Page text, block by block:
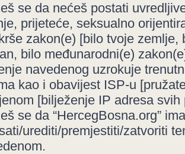
se da nećeš postati
prijeteće, seksualno
zakon(e) [bilo tvoje zemlje,
bilo međunarodni(e)
navedenog uzrokuje
kao i obavijest ISP-u
[bilježenje IP adresa
se da “HercegBosna.org”
urediti/premjestiti/zatvoriti